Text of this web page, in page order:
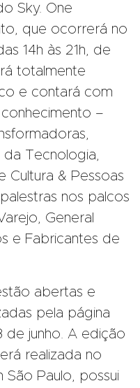
Sky. One
que ocorrerá no
14h às 21h, de
totalmente
e contará com
–
Tecnologia,
Cultura & Pessoas
nos palcos
General
e Fabricantes de
abertas e
pela página
de junho. A edição
realizada no
São Paulo, possui